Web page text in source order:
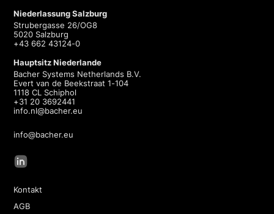
Niederlassung Salzburg
Strubergasse 26/OG8
5020 Salzburg
+43 662 43124-0
Hauptsitz Niederlande
Bacher Systems Netherlands B.V.
Evert van de Beekstraat 1-104
1118 CL Schiphol
+31 20 3692441
info.nl@bacher.eu
info@bacher.eu
Kontakt
AGB